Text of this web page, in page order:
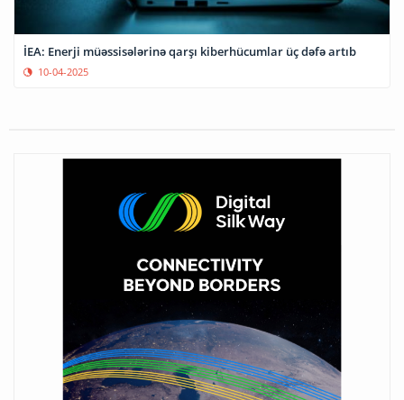
İEA: Enerji müəssisələrinə qarşı kiberhücumlar üç dəfə artıb
10-04-2025